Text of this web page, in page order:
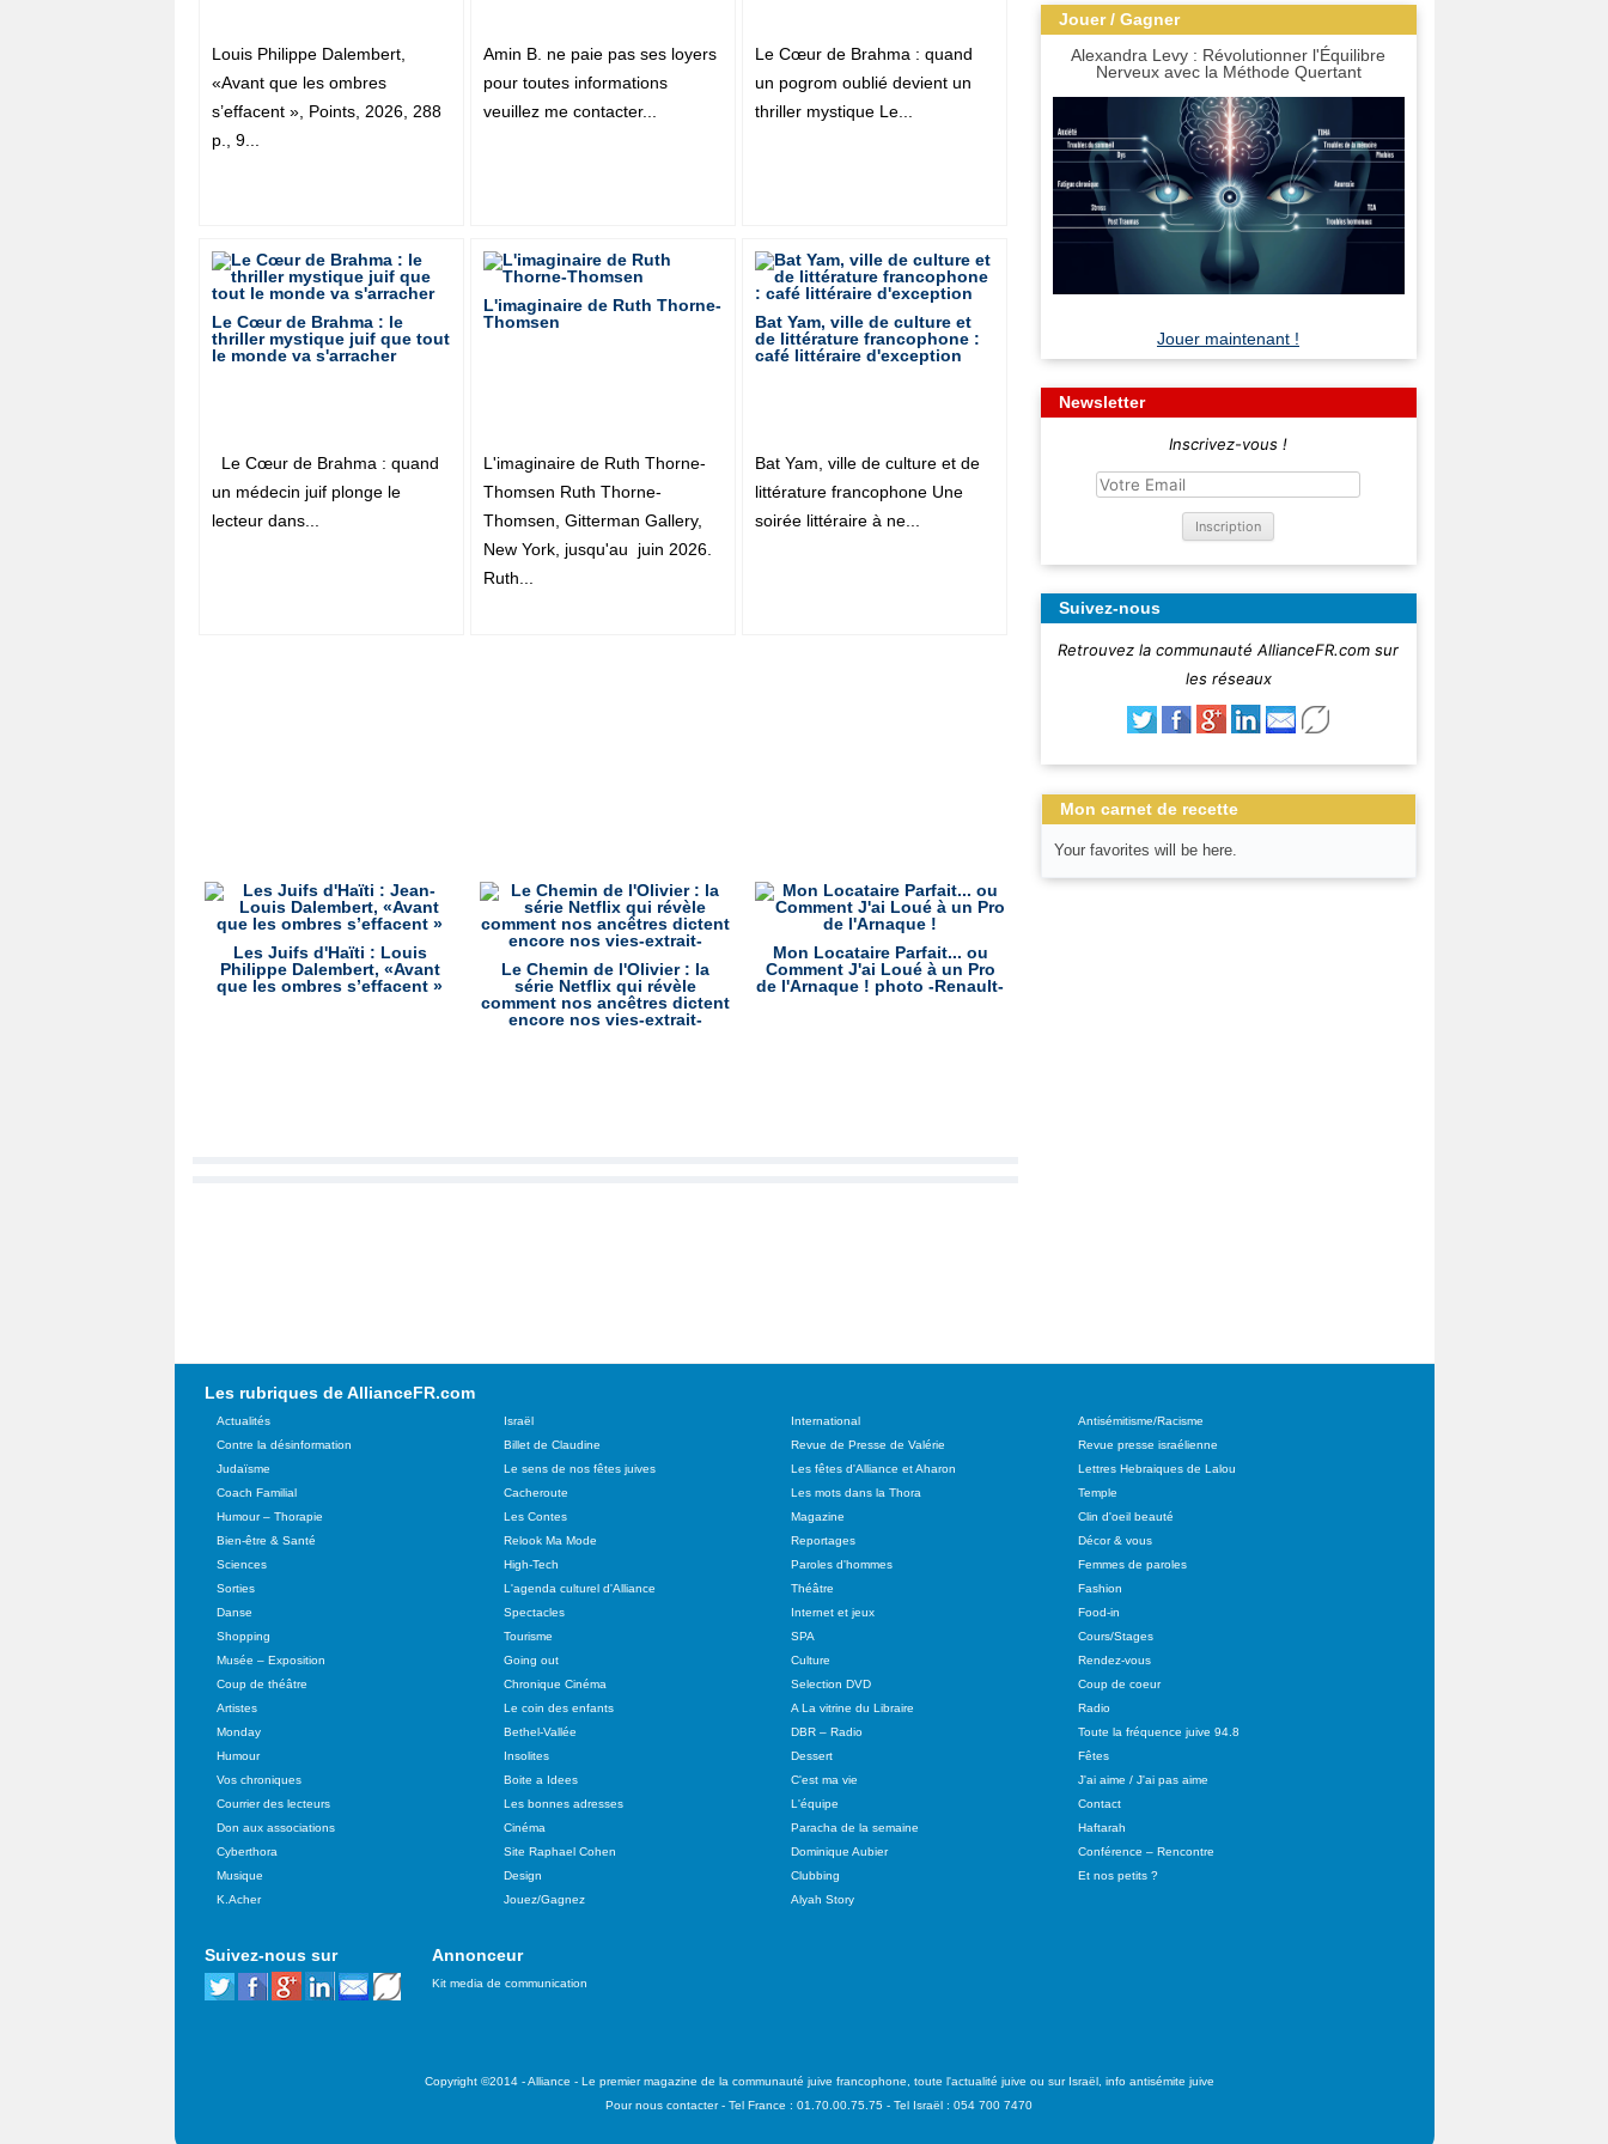
Louis Philippe Dalembert,
«Avant que les ombres
s’effacent », Points, 2026, 288
p., 9...
Amin B. ne paie pas ses loyers
pour toutes informations
veuillez me contacter...
Le Cœur de Brahma : quand
un pogrom oublié devient un
thriller mystique Le...
Le Cœur de Brahma : le
thriller mystique juif que tout
le monde va s'arracher
Le Cœur de Brahma : quand
un médecin juif plonge le
lecteur dans...
L'imaginaire de Ruth Thorne-
Thomsen
L'imaginaire de Ruth Thorne-
Thomsen Ruth Thorne-
Thomsen, Gitterman Gallery,
New York, jusqu'au juin 2026.
Ruth...
Bat Yam, ville de culture et
de littérature francophone :
café littéraire d'exception
Bat Yam, ville de culture et de
littérature francophone Une
soirée littéraire à ne...
Les Juifs d'Haïti : Louis
Philippe Dalembert, «Avant
que les ombres s’effacent »
Le Chemin de l'Olivier : la
série Netflix qui révèle
comment nos ancêtres dictent
encore nos vies-extrait-
Mon Locataire Parfait... ou
Comment J'ai Loué à un Pro
de l'Arnaque ! photo -Renault-
Jouer / Gagner
Alexandra Levy : Révolutionner l'Équilibre
Nerveux avec la Méthode Quertant
Jouer maintenant !
Newsletter
Inscrivez-vous !
Suivez-nous
Retrouvez la communauté AllianceFR.com sur
les réseaux
Mon carnet de recette
Your favorites will be here.
Les rubriques de AllianceFR.com
Actualités Israël International
Antisémitisme/Racisme
Contre la désinformation
Billet de Claudine Revue de Presse de Valérie
Revue presse israélienne
Judaïsme
Le sens de nos fêtes juives Les fêtes d'Alliance et Aharon
Lettres Hebraiques de Lalou
Coach Familial
Cacheroute Les mots dans la Thora
Temple
Humour – Thorapie
Les Contes Magazine
Clin d'oeil beauté
Bien-être & Santé
Relook Ma Mode Reportages
Décor & vous
Sciences
High-Tech Paroles d'hommes
Femmes de paroles
Sorties
L'agenda culturel d'Alliance Théâtre
Fashion
Danse
Spectacles Internet et jeux
Food-in
Shopping
Tourisme SPA
Cours/Stages
Musée – Exposition
Going out Culture
Rendez-vous
Coup de théâtre
Chronique Cinéma Selection DVD
Coup de coeur
Artistes
Le coin des enfants A La vitrine du Libraire
Radio
Monday
Bethel-Vallée DBR – Radio
Toute la fréquence juive 94.8
Humour
Insolites Dessert
Fêtes
Vos chroniques
Boite a Idees C'est ma vie
J'ai aime / J'ai pas aime
Courrier des lecteurs
Les bonnes adresses L'équipe
Contact
Don aux associations
Cinéma Paracha de la semaine
Haftarah
Cyberthora
Site Raphael Cohen Dominique Aubier
Conférence – Rencontre
Musique
Design Clubbing
Et nos petits ?
K.Acher
Jouez/Gagnez Alyah Story
Suivez-nous sur Annonceur
Kit media de communication
Copyright ©2014 - Alliance - Le premier magazine de la communauté juive francophone, toute l'actualité juive ou sur Israël, info antisémite juive
Pour nous contacter - Tel France : 01.70.00.75.75 - Tel Israël : 054 700 7470